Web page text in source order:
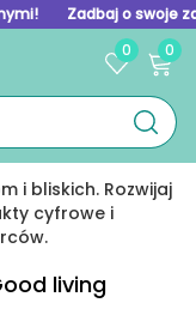
Zadbaj o swoje
0 0
i bliskich. Rozwijaj
cyfrowe i
living